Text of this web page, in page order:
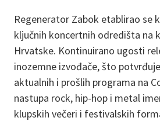
Regenerator Zabok etablirao se
ključnih koncertnih odredišta na
Hrvatske. Kontinuirano ugosti
inozemne izvođače, što
aktualnih i prošlih programa na
nastupa rock, hip-hop i metal
klupskih večeri i festivalskih